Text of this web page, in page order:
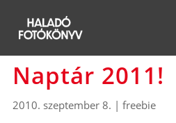
Naptár 2011!
2010. szeptember 8. | freebie